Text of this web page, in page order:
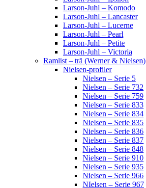
Larson-Juhl – Komodo
Larson-Juhl – Lancaster
Larson-Juhl – Lucerne
Larson-Juhl – Pearl
Larson-Juhl – Petite
Larson-Juhl – Victoria
Ramlist – trä (Werner & Nielsen)
Nielsen-profiler
Nielsen – Serie 5
Nielsen – Serie 732
Nielsen – Serie 759
Nielsen – Serie 833
Nielsen – Serie 834
Nielsen – Serie 835
Nielsen – Serie 836
Nielsen – Serie 837
Nielsen – Serie 848
Nielsen – Serie 910
Nielsen – Serie 935
Nielsen – Serie 966
NIelsen – Serie 967